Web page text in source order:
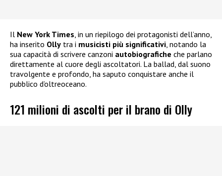
Il New York Times, in un riepilogo dei protagonisti dell’anno,
ha inserito Olly tra i musicisti più significativi, notando la
sua capacità di scrivere canzoni autobiografiche che parlano
direttamente al cuore degli ascoltatori. La ballad, dal suono
travolgente e profondo, ha saputo conquistare anche il
pubblico d’oltreoceano.
121 milioni di ascolti per il brano di Olly